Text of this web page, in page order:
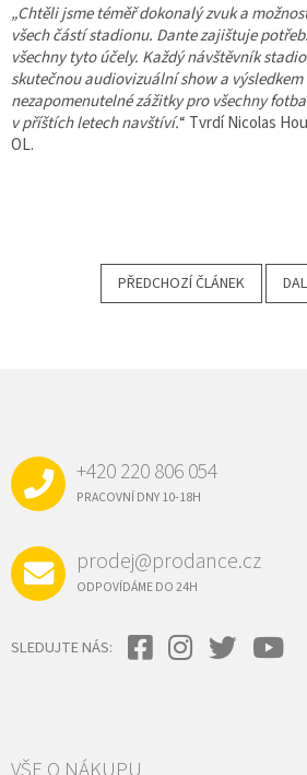
„Chtěli jsme téměř dokonalý zvuk a
všech částí stadionu. Dante zajištuje
všechny tyto účely. Každý návštěvník
skutečnou audiovizuální show a výsledkem
nezapomenutelné zážitky pro všechny
v příštích letech navštíví.“ Tvrdí Nicolas
OL.
PŘEDCHOZÍ ČLÁNEK
+420 220 806 054
PRACOVNÍ DNY 10-18H
prodej@prodance.cz
ODPOVÍDÁME DO 24H
SLEDUJTE NÁS: